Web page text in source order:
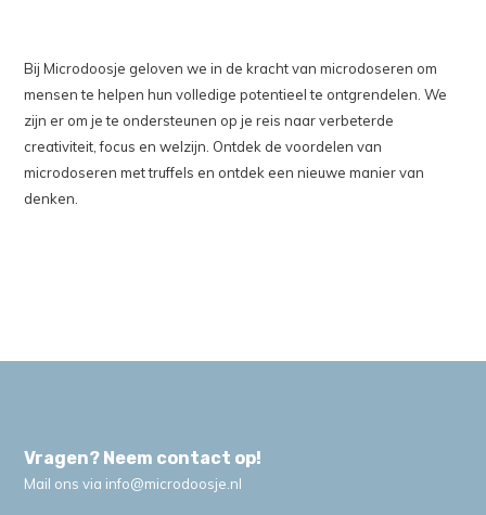
Bij Microdoosje geloven we in de kracht van microdoseren om
mensen te helpen hun volledige potentieel te ontgrendelen. We
zijn er om je te ondersteunen op je reis naar verbeterde
creativiteit, focus en welzijn. Ontdek de voordelen van
microdoseren met truffels en ontdek een nieuwe manier van
denken.
Vragen? Neem contact op!
Mail ons via info@microdoosje.nl